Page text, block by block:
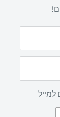
למייל